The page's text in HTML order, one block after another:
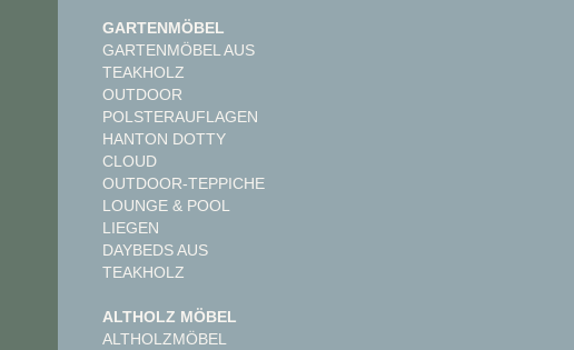
GARTENMÖBEL
GARTENMÖBEL AUS
TEAKHOLZ
OUTDOOR
POLSTERAUFLAGEN
HANTON DOTTY
CLOUD
OUTDOOR-TEPPICHE
LOUNGE & POOL
LIEGEN
DAYBEDS AUS
TEAKHOLZ
ALTHOLZ MÖBEL
ALTHOLZMÖBEL